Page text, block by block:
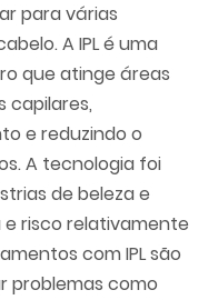
para várias
A IPL é uma
que atinge áreas
capilares,
e reduzindo o
A tecnologia foi
de beleza e
risco relativamente
com IPL são
problemas como